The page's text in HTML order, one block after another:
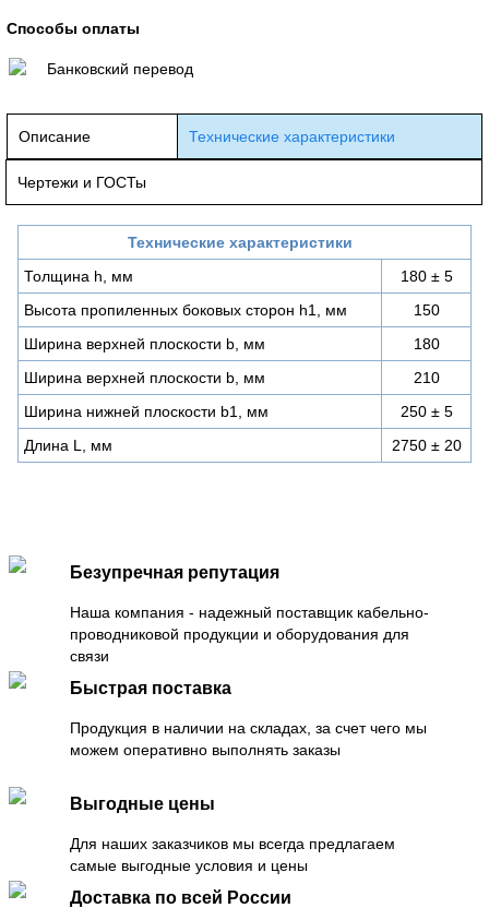
Способы оплаты
Банковский перевод
Описание Технические характеристики
Чертежи и ГОСТы
Технические характеристики
Толщина h, мм
180 ± 5
Высота пропиленных боковых сторон h1, мм
150
Ширина верхней плоскости b, мм
180
Ширина верхней плоскости b, мм
210
Ширина нижней плоскости b1, мм
250 ± 5
Длина L, мм
2750 ± 20
Безупречная репутация
Наша компания - надежный поставщик кабельно-
проводниковой продукции и оборудования для
связи
Быстрая поставка
Продукция в наличии на складах, за счет чего мы
можем оперативно выполнять заказы
Выгодные цены
Для наших заказчиков мы всегда предлагаем
самые выгодные условия и цены
Доставка по всей России